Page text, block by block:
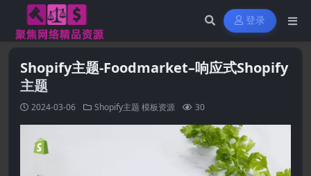
登录
Shopify主题-Foodmarket–响应式Shopify
主题
2024-03-06 Shopify主题 模板资源 30